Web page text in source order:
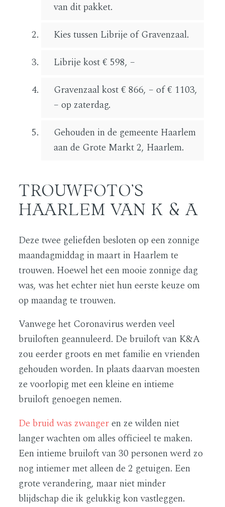
van dit pakket.
Kies tussen Librije of Gravenzaal.
Librije kost € 598, –
Gravenzaal kost € 866, – of € 1103,
– op zaterdag.
Gehouden in de gemeente Haarlem
aan de Grote Markt 2, Haarlem.
TROUWFOTO’S
HAARLEM VAN K & A
Deze twee geliefden besloten op een zonnige
maandagmiddag in maart in Haarlem te
trouwen. Hoewel het een mooie zonnige dag
was, was het echter niet hun eerste keuze om
op maandag te trouwen.
Vanwege het Coronavirus werden veel
bruiloften geannuleerd. De bruiloft van K&A
zou eerder groots en met familie en vrienden
gehouden worden. In plaats daarvan moesten
ze voorlopig met een kleine en intieme
bruiloft genoegen nemen.
De bruid was zwangeren ze wilden niet
langer wachten om alles officieel te maken.
Een intieme bruiloft van 30 personen werd zo
nog intiemer met alleen de 2 getuigen. Een
grote verandering, maar niet minder
blijdschap die ik gelukkig kon vastleggen.